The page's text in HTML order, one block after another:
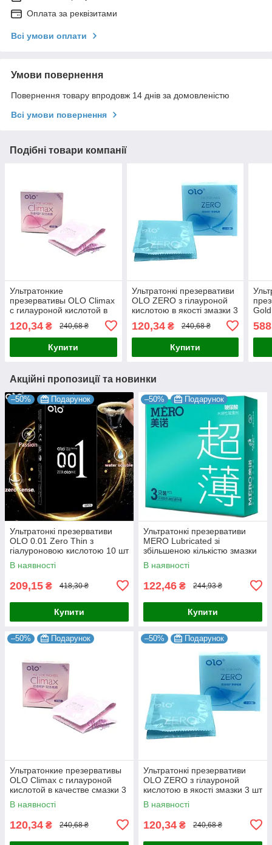
Оплата за реквізитами
Всі умови оплати
Умови повернення
Повернення товару впродовж 14 днів за домовленістю
Всі умови повернення
Подібні товари компанії
Ультратонкие
презервативы OLO Climax
с гилауроной кислотой в
120,34 ₴ 240,68 ₴
Купити
Ультратонкі презервативи
OLO ZERO з гілауроной
кислотою в якості змазки 3
120,34₴ 240,68 ₴
Купити
Акційні пропозиції та новинки
–50% Подарунок
Ультратонкі презервативи
OLO 0.01 Zero Thin з
гіалуроновою кислотою 10 шт
В наявності
209,15 ₴ 418,30 ₴
Купити
–50% Подарунок
Ультратонкі презервативи
MERO Lubricated зі
збільшеною кількістю змазки
3 шт.
В наявності
122,46 ₴ 244,93 ₴
Купити
–50% Подарунок
Ультратонкие презервативы
OLO Climax с гилауроной
кислотой в качестве смазки 3
шт
В наявності
120,34 ₴ 240,68 ₴
–50% Подарунок
Ультратонкі презервативи
OLO ZERO з гілауроной
кислотою в якості змазки 3 шт
В наявності
120,34 ₴ 240,68 ₴